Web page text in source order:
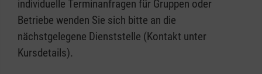
individuelle Terminanfragen für Gruppen oder
Betriebe wenden Sie sich bitte an die
nächstgelegene Dienststelle (Kontakt unter
Kursdetails).